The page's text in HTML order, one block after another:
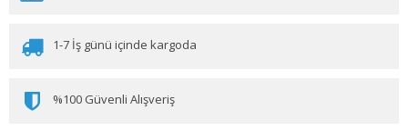
1-7 İş günü içinde kargoda
%100 Güvenli Alışveriş